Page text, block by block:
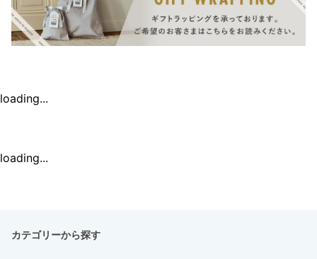
loading...
loading...
カテゴリーから探す